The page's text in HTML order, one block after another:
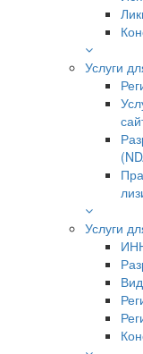
Услуги
Услуги